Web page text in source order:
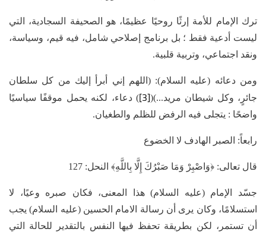
ترك الإمام للأمة إرثًا روحيًا عظيمًا، هو الصحيفة السجادية، التي
ليست أدعية فقط ؛ بل برنامج إصلاحي شامل، فيه قيم، وسياسة،
ونقد اجتماعي، وتربية قلبية.
ومن دعائه (عليه السلام): (اللهم إني أبرأ إليك من كل سلطان
جائرٍ، وكل شيطان مريد...)([3]
) دعاء، لكنه يحمل موقفًا سياسيًا
واضحًا : يتجلى فيه الرفض للظلم والطغيان.
رابعاً: الصبر الهادف لا الخضوع
قال تعالى: ﴿وَاصْبِرْ وَمَا صَبْرُكَ إِلَّا بِاللَّهِ﴾ النحل: 127
جسّد الإمام (عليه السلام) هذا المعنى، فكان صبره وعيًا، لا
استسلامًا، وكان يرى أن رسالة الامام الحسين (عليه السلام) يجب
أن تستمر، لكن بطريقة تحفظ فيها النفس بالتقدير للحالة التي